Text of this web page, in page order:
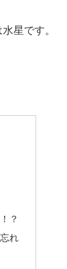
星です。
？
れ